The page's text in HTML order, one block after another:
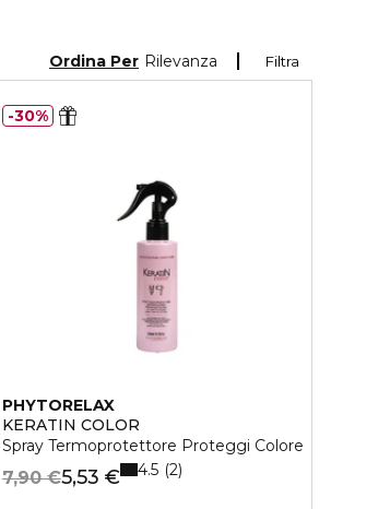
Filtra
Ordina Per Rilevanza
PHYTORELAX
KERATIN COLOR
Spray Termoprotettore Proteggi Colore
5,53 €
7,90 € 4.5 2
30%